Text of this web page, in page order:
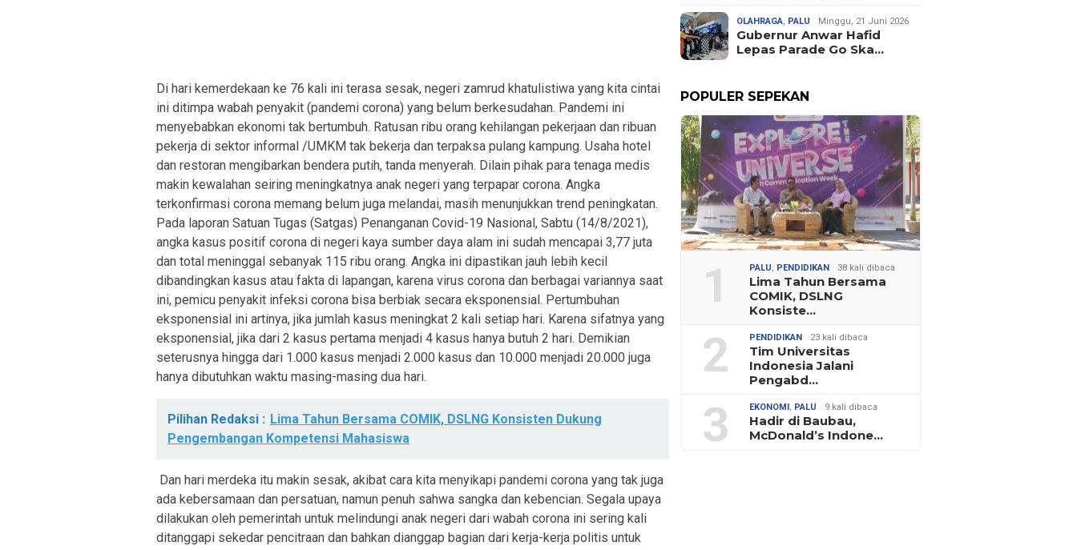
Di hari kemerdekaan ke 76 kali ini terasa sesak, negeri zamrud khatulistiwa yang kita cintai
ini ditimpa wabah penyakit (pandemi corona) yang belum berkesudahan. Pandemi ini
menyebabkan ekonomi tak bertumbuh. Ratusan ribu orang kehilangan pekerjaan dan ribuan
pekerja di sektor informal /UMKM tak bekerja dan terpaksa pulang kampung. Usaha hotel
dan restoran mengibarkan bendera putih, tanda menyerah. Dilain pihak para tenaga medis
makin kewalahan seiring meningkatnya anak negeri yang terpapar corona. Angka
terkonfirmasi corona memang belum juga melandai, masih menunjukkan trend peningkatan.
Pada laporan Satuan Tugas (Satgas) Penanganan Covid-19 Nasional, Sabtu (14/8/2021),
angka kasus positif corona di negeri kaya sumber daya alam ini sudah mencapai 3,77 juta
dan total meninggal sebanyak 115 ribu orang. Angka ini dipastikan jauh lebih kecil
dibandingkan kasus atau fakta di lapangan, karena virus corona dan berbagai variannya saat
ini, pemicu penyakit infeksi corona bisa berbiak secara eksponensial. Pertumbuhan
eksponensial ini artinya, jika jumlah kasus meningkat 2 kali setiap hari. Karena sifatnya yang
eksponensial, jika dari 2 kasus pertama menjadi 4 kasus hanya butuh 2 hari. Demikian
seterusnya hingga dari 1.000 kasus menjadi 2.000 kasus dan 10.000 menjadi 20.000 juga
hanya dibutuhkan waktu masing-masing dua hari.
Pilihan Redaksi : Lima Tahun Bersama COMIK, DSLNG Konsisten Dukung
Pengembangan Kompetensi Mahasiswa
Dan hari merdeka itu makin sesak, akibat cara kita menyikapi pandemi corona yang tak juga
ada kebersamaan dan persatuan, namun penuh sahwa sangka dan kebencian. Segala upaya
dilakukan oleh pemerintah untuk melindungi anak negeri dari wabah corona ini sering kali
ditanggapi sekedar pencitraan dan bahkan dianggap bagian dari kerja-kerja politis untuk
OLAHRAGA PALU Minggu, 21 Juni 2026
Gubernur Anwar Hafid
Lepas Parade Go Ska…
POPULER SEPEKAN
1 PALU, PENDIDIKAN 38 kali dibaca
Lima Tahun Bersama
COMIK, DSLNG
Konsiste…
2 PENDIDIKAN 23 kali dibaca
Tim Universitas
Indonesia Jalani
Pengabd…
3 EKONOMI , PALU 9 kali dibaca
Hadir di Baubau,
McDonald’s Indone…